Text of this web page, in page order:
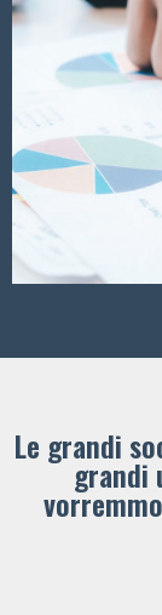
Le grandi
grandi